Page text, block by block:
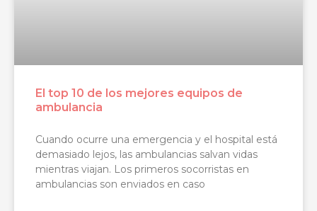
El top 10 de los mejores equipos de
ambulancia
Cuando ocurre una emergencia y el hospital está
demasiado lejos, las ambulancias salvan vidas
mientras viajan. Los primeros socorristas en
ambulancias son enviados en caso